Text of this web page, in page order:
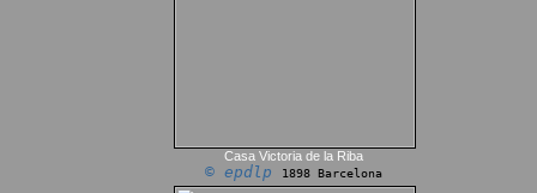
Casa Victoria de la Riba
© epdlp 1898 Barcelona